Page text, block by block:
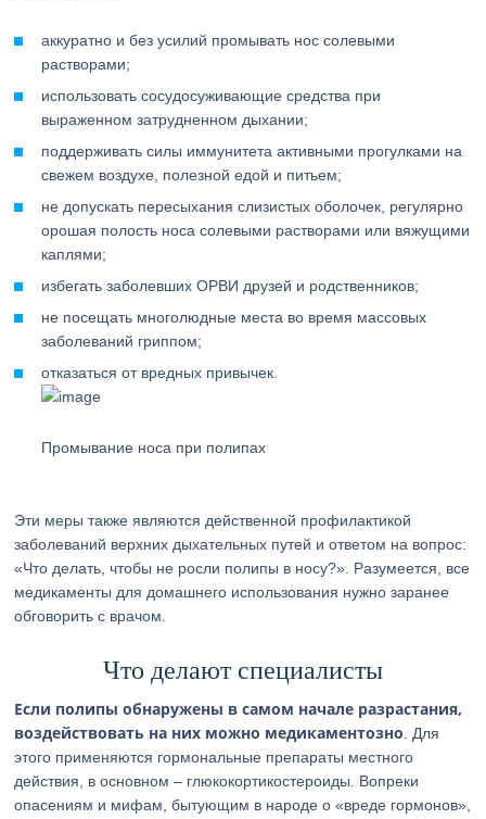
аккуратно и без усилий промывать нос солевыми
растворами;
использовать сосудосуживающие средства при
выраженном затрудненном дыхании;
поддерживать силы иммунитета активными прогулками на
свежем воздухе, полезной едой и питьем;
не допускать пересыхания слизистых оболочек, регулярно
орошая полость носа солевыми растворами или вяжущими
каплями;
избегать заболевших ОРВИ друзей и родственников;
не посещать многолюдные места во время массовых
заболеваний гриппом;
отказаться от вредных привычек.
Промывание носа при полипах
Эти меры также являются действенной профилактикой
заболеваний верхних дыхательных путей и ответом на вопрос:
«Что делать, чтобы не росли полипы в носу?». Разумеется, все
медикаменты для домашнего использования нужно заранее
обговорить с врачом.
Что делают специалисты
Если полипы обнаружены в самом начале разрастания,
воздействовать на них можно медикаментозно . Для
этого применяются гормональные препараты местного
действия, в основном – глюкокортикостероиды. Вопреки
опасениям и мифам, бытующим в народе о «вреде гормонов»,